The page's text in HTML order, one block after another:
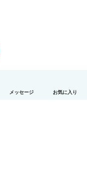
メッセージ お気に入り